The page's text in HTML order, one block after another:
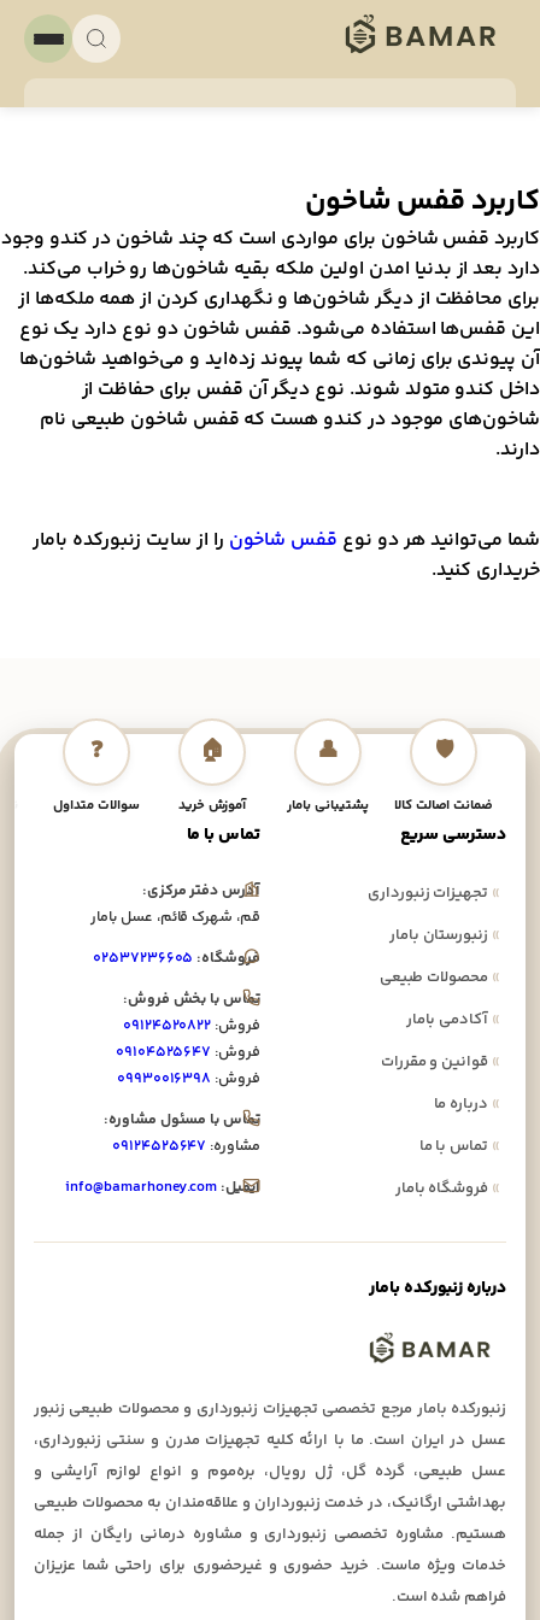
قفس شاخون
قفس شاخون برای مواردی است که چند شاخون در کندو وجود
بعد از بدنیا امدن اولین ملکه بقیه شاخون‌ها رو خراب می‌کند.
محافظت از دیگر شاخون‌ها و نگهداری کردن از همه ملکه‌ها از
قفس‌ها استفاده می‌شود. قفس شاخون دو نوع دارد یک نوع
پیوندی برای زمانی که شما پیوند زده‌اید و می‌خواهید شاخون‌ها
کندو متولد شوند. نوع دیگر آن قفس برای حفاظت از
موجود در کندو هست که قفس شاخون طبیعی نام
می‌توانید هر دو نوع قفس شاخونرا از سایت زنبورکده بامار
کنید.
🛡️
ضمانت اصالت کالا
👤
پشتیبانی بامار
🏠
آموزش خرید
❓
سوالات متداول
دسترسی سریع
»تجهیزات زنبورداری
»زنبورستان بامار
»محصولات طبیعی
»آکادمی بامار
»قوانین و مقررات
»درباره ما
»تماس با ما
»فروشگاه بامار
تماس با ما
آدرس دفتر مرکزی:
قم، شهرک قائم، عسل بامار
فروشگاه: ۰۲۵۳۷۲۳۶۶۰۵
تماس با بخش فروش:
فروش: ۰۹۱۲۴۵۲۰۸۲۲
فروش: ۰۹۱۰۴۵۲۵۶۴۷
فروش: ۰۹۹۳۰۰۱۶۳۹۸
تماس با مسئول مشاوره:
مشاوره: ۰۹۱۲۴۵۲۵۶۴۷
ایمیل: info@bamarhoney.com
درباره زنبورکده بامار
زنبورکده بامار مرجع تخصصی تجهیزات زنبورداری و محصولات طبیعی زنبور
عسل در ایران است. ما با ارائه کلیه تجهیزات مدرن و سنتی زنبورداری،
عسل طبیعی، گرده گل، ژل رویال، بره‌موم و انواع لوازم آرایشی و
بهداشتی ارگانیک، در خدمت زنبورداران و علاقه‌مندان به محصولات طبیعی
هستیم. مشاوره تخصصی زنبورداری و مشاوره درمانی رایگان از جمله
خدمات ویژه ماست. خرید حضوری و غیرحضوری برای راحتی شما عزیزان
فراهم شده است.